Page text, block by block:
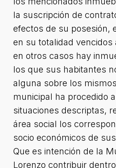
la suscripción de
efectos de su posesión,
en su totalidad
en otros casos hay
los que sus habitantes
alguna sobre los
municipal ha procedido
situaciones descriptas,
área social los
socio económicos de
Que es intención de la
Lorenzo contribuir